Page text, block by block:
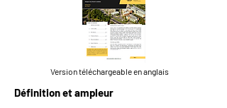
Version téléchargeable en anglais
Définition et ampleur